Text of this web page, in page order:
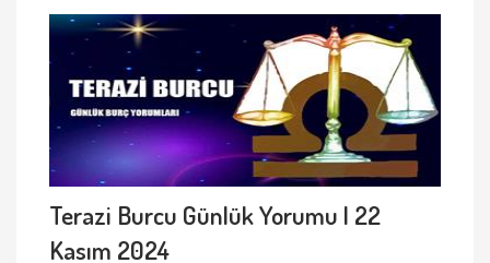
Terazi Burcu Günlük Yorumu | 22
Kasım 2024